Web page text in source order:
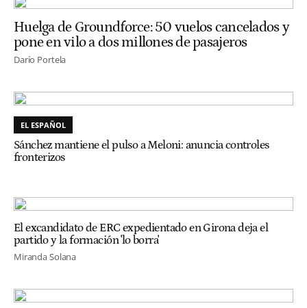
Huelga de Groundforce: 50 vuelos cancelados y
pone en vilo a dos millones de pasajeros
Darío Portela
EL ESPAÑOL
Sánchez mantiene el pulso a Meloni: anuncia controles
fronterizos
El excandidato de ERC expedientado en Girona deja el
partido y la formación 'lo borra'
Miranda Solana